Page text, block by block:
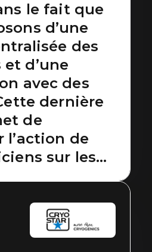
le fait que
d’une
des
d’une
avec des
dernière
de
l’action de
sur les
et gagner en